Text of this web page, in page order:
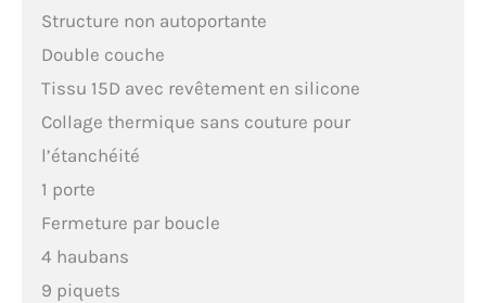
Structure non autoportante
Double couche
Tissu 15D avec revêtement en silicone
Collage thermique sans couture pour
l’étanchéité
1 porte
Fermeture par boucle
4 haubans
9 piquets